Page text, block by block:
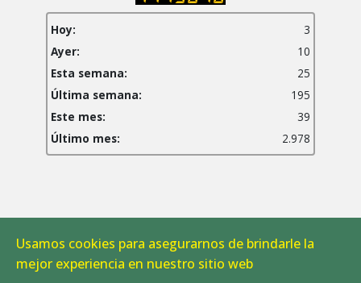
Hoy:
3
Ayer:
10
Esta semana:
25
Última semana:
195
Este mes:
39
Último mes:
2.978
Aviso Legal |Política de Cookies
© 2026 CAB Linares. Todos los derechos reservados.
Usamos cookies para asegurarnos de brindarle la
mejor experiencia en nuestro sitio web